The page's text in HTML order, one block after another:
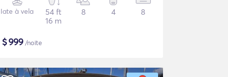
Iate à vela
54 ft
16 m
8 4 8
$999/noite